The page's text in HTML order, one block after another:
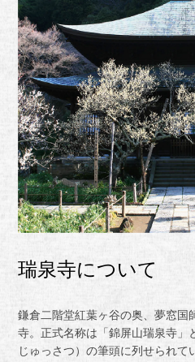
瑞泉寺について
鎌倉二階堂紅葉ヶ谷の奥、夢窓国
寺。正式名称は「錦屏山瑞泉寺」
じゅっさつ）の筆頭に列せられて